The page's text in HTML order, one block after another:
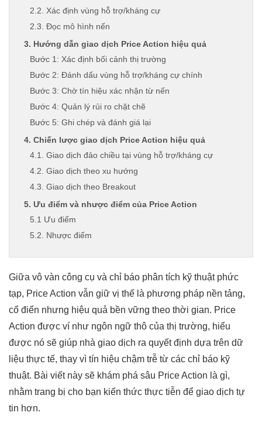
2.2. Xác định vùng hỗ trợ/kháng cự
2.3. Đọc mô hình nến
3. Hướng dẫn giao dịch Price Action hiệu quả
Bước 1: Xác định bối cảnh thị trường
Bước 2: Đánh dấu vùng hỗ trợ/kháng cự chính
Bước 3: Chờ tín hiệu xác nhận từ nến
Bước 4: Quản lý rủi ro chặt chẽ
Bước 5: Ghi chép và đánh giá lại
4. Chiến lược giao dịch Price Action hiệu quả
4.1. Giao dịch đảo chiều tại vùng hỗ trợ/kháng cự
4.2. Giao dịch theo xu hướng
4.3. Giao dịch theo Breakout
5. Ưu điểm và nhược điểm của Price Action
5.1 Ưu điểm
5.2. Nhược điểm
Kết luận
Giữa vô vàn công cụ và chỉ báo phân tích kỹ thuật phức
tạp, Price Action vẫn giữ vị thế là phương pháp nền tảng,
cổ điển nhưng hiệu quả bền vững theo thời gian. Price
Action được ví như ngôn ngữ thô của thị trường, hiểu
được nó sẽ giúp nhà giao dịch ra quyết định dựa trên dữ
liệu thực tế, thay vì tín hiệu chậm trễ từ các chỉ báo kỹ
thuật. Bài viết này sẽ khám phá sâu Price Action là gì,
nhằm trang bị cho bạn kiến thức thực tiễn để giao dịch tự
tin hơn.